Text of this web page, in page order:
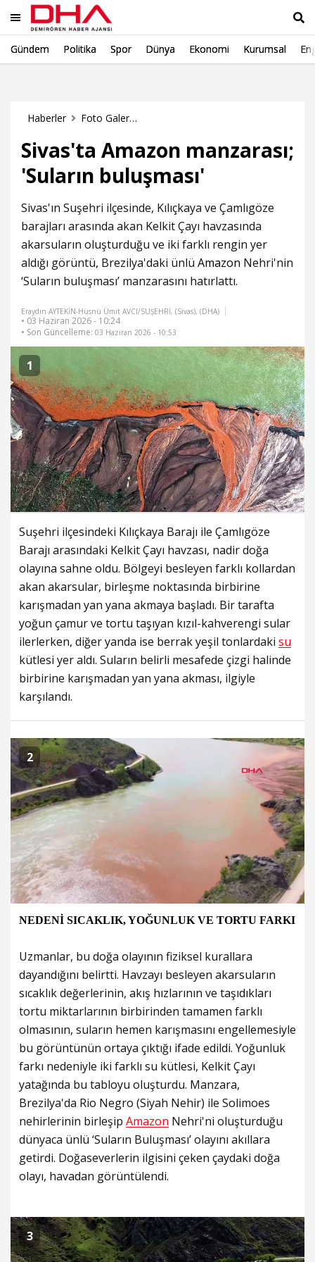
Gündem Politika Spor Dünya Ekonomi Kurumsal
Haberler Foto Galeri Haberleri
Sivas'ta Amazon manzarası;
'Suların buluşması'
Sivas'ın Suşehri ilçesinde, Kılıçkaya ve Çamlıgöze
barajları arasında akan Kelkit Çayı havzasında
akarsuların oluşturduğu ve iki farklı rengin yer
aldığı görüntü, Brezilya'daki ünlü Amazon Nehri'nin
‘Suların buluşması’ manzarasını hatırlattı.
Eraydın AYTEKİN-Hüsnü Ümit AVCI/SUŞEHRİ, (Sivas), (DHA)
• 03 Haziran 2026 - 10:24
• Son Güncelleme: 03 Haziran 2026 - 10:53
1
Suşehri ilçesindeki Kılıçkaya Barajı ile Çamlıgöze
Barajı arasındaki Kelkit Çayı havzası, nadir doğa
olayına sahne oldu. Bölgeyi besleyen farklı kollardan
akan akarsular, birleşme noktasında birbirine
karışmadan yan yana akmaya başladı. Bir tarafta
yoğun çamur ve tortu taşıyan kızıl-kahverengi sular
ilerlerken, diğer yanda ise berrak yeşil tonlardaki su
kütlesi yer aldı. Suların belirli mesafede çizgi halinde
birbirine karışmadan yan yana akması, ilgiyle
karşılandı.
2
NEDENİ SICAKLIK, YOĞUNLUK VE TORTU FARKI
Uzmanlar, bu doğa olayının fiziksel kurallara
dayandığını belirtti. Havzayı besleyen akarsuların
sıcaklık değerlerinin, akış hızlarının ve taşıdıkları
tortu miktarlarının birbirinden tamamen farklı
olmasının, suların hemen karışmasını engellemesiyle
bu görüntünün ortaya çıktığı ifade edildi. Yoğunluk
farkı nedeniyle iki farklı su kütlesi, Kelkit Çayı
yatağında bu tabloyu oluşturdu. Manzara,
Brezilya'da Rio Negro (Siyah Nehir) ile Solimoes
nehirlerinin birleşip Amazon Nehri'ni oluşturduğu
dünyaca ünlü ‘Suların Buluşması’ olayını akıllara
getirdi. Doğaseverlerin ilgisini çeken çaydaki doğa
olayı, havadan görüntülendi.
3